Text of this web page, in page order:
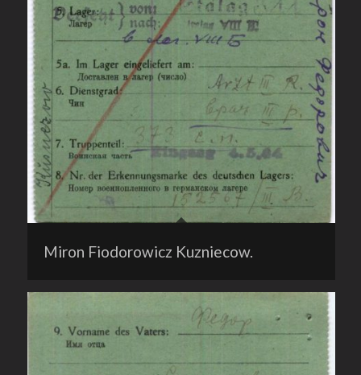
Miron Fiodorowicz Kuzniecow.